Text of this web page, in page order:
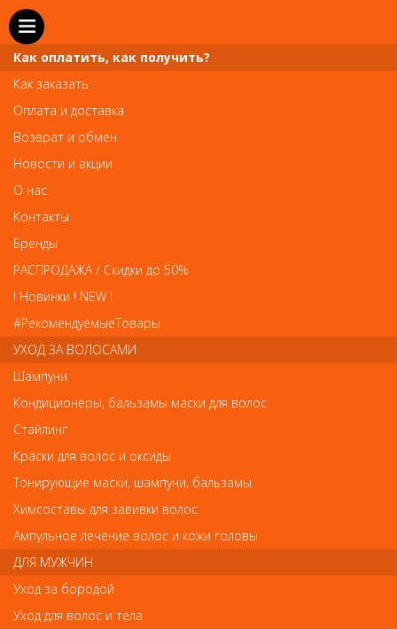
SEO
Кутрин Vieno Sensitive Shampoo Деликатный
шампунь для чувствительной кожи головы
250 мл
Арт.
810р.-
Как оплатить, как получить?
Как заказать
Оплата и доставка
Возврат и обмен
Новости и акции
О нас
Контакты
Бренды
РАСПРОДАЖА / Скидки до 50%
! Новинки ! NEW !
#РекомендуемыеТовары
УХОД ЗА ВОЛОСАМИ
Шампуни
Кондиционеры, бальзамы маски для волос
Стайлинг
Краски для волос и оксиды
Тонирующие маски, шампуни, бальзамы
Химсоставы для завивки волос
Ампульное лечение волос и кожи головы
ДЛЯ МУЖЧИН
Уход за бородой
Уход для волос и тела